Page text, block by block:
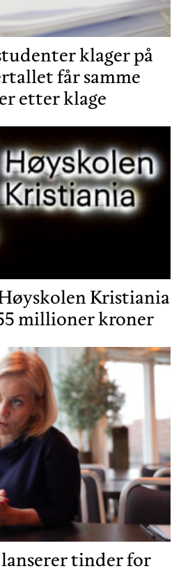
klager på
får samme
etter klage
Kristiania
millioner kroner
tinder for